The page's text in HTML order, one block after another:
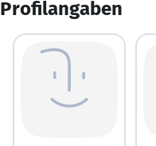
Profilangaben